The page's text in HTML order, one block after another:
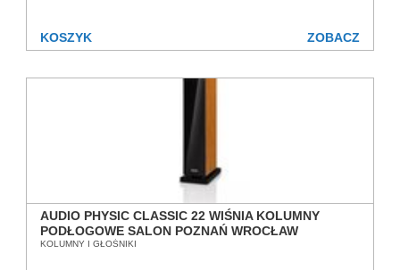
KOSZYK ZOBACZ
AUDIO PHYSIC CLASSIC 22 WIŚNIA KOLUMNY
PODŁOGOWE SALON POZNAŃ WROCŁAW
KOLUMNY I GŁOŚNIKI